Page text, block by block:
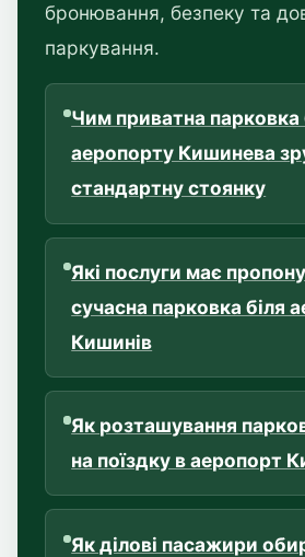
бронювання, безпеку та
паркування.
Чим приватна парковка
аеропорту Кишинева
стандартну стоянку
Які послуги має
сучасна парковка біля
Кишинів
Як розташування
на поїздку в аеропорт
Як ділові пасажири